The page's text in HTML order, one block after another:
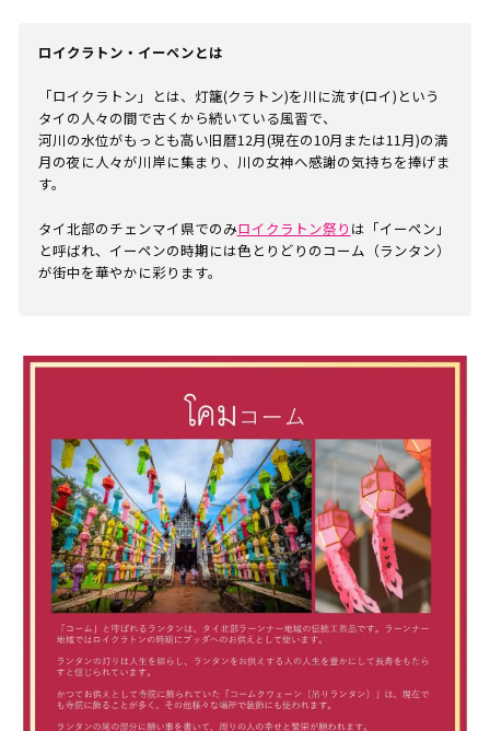
ロイクラトン・イーペンとは
「ロイクラトン」とは、灯籠(クラトン)を川に流す(ロイ)という
タイの人々の間で古くから続いている風習で、
河川の水位がもっとも高い旧暦12月(現在の10月または11月)の満
月の夜に人々が川岸に集まり、川の女神へ感謝の気持ちを捧げま
す。
タイ北部のチェンマイ県でのみロイクラトン祭り は「イーペン」
と呼ばれ、イーペンの時期には色とりどりのコーム（ランタン）
が街中を華やかに彩ります。